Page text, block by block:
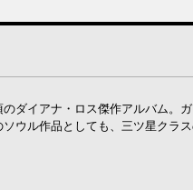
ダイアナ・ロス傑作アルバム。
ウル作品としても、三ツ星クラス